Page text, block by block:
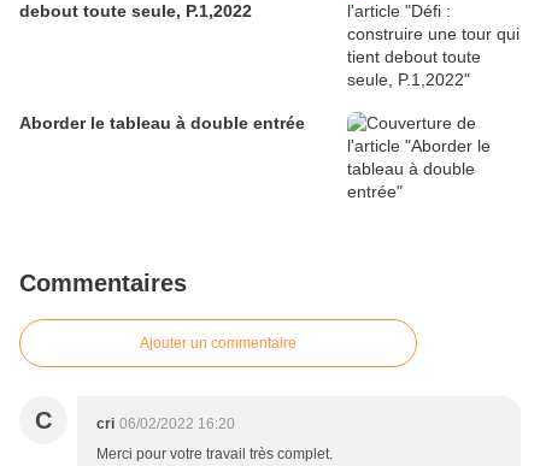
debout toute seule, P.1,2022
Aborder le tableau à double entrée
Commentaires
Ajouter un commentaire
C cri 06/02/2022 16:20
Merci pour votre travail très complet.